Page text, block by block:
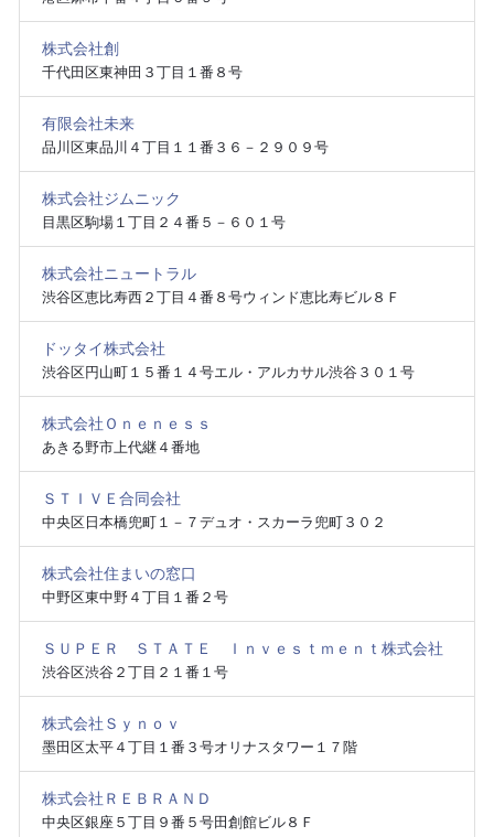
株式会社創
千代田区東神田３丁目１番８号
有限会社未来
品川区東品川４丁目１１番３６－２９０９号
株式会社ジムニック
目黒区駒場１丁目２４番５－６０１号
株式会社ニュートラル
渋谷区恵比寿西２丁目４番８号ウィンド恵比寿ビル８Ｆ
ドッタイ株式会社
渋谷区円山町１５番１４号エル・アルカサル渋谷３０１号
株式会社Ｏｎｅｎｅｓｓ
あきる野市上代継４番地
ＳＴＩＶＥ合同会社
中央区日本橋兜町１－７デュオ・スカーラ兜町３０２
株式会社住まいの窓口
中野区東中野４丁目１番２号
ＳＵＰＥＲ ＳＴＡＴＥ Ｉｎｖｅｓｔｍｅｎｔ株式会社
渋谷区渋谷２丁目２１番１号
株式会社Ｓｙｎｏｖ
墨田区太平４丁目１番３号オリナスタワー１７階
株式会社ＲＥＢＲＡＮＤ
中央区銀座５丁目９番５号田創館ビル８Ｆ